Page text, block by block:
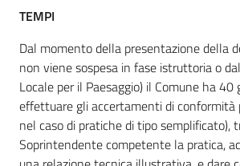
TEMPI
Dal momento della presentazione della
non viene sospesa in fase istruttoria o
Locale per il Paesaggio) il Comune ha 40
effettuare gli accertamenti di conformità
nel caso di pratiche di tipo semplificato),
Soprintendente competente la pratica,